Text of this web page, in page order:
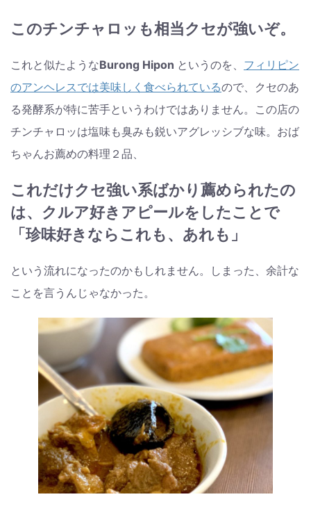
このチンチャロッも相当クセが強いぞ。
これと似たようなBurong Hipon というのを、 フィリピン
のアンヘレスでは美味しく食べられているので、クセのあ
る発酵系が特に苦手というわけではありません。この店の
チンチャロッは塩味も臭みも鋭いアグレッシブな味。おば
ちゃんお薦めの料理２品、
これだけクセ強い系ばかり薦められたの
は、クルア好きアピールをしたことで
「珍味好きならこれも、あれも」
という流れになったのかもしれません。しまった、余計な
ことを言うんじゃなかった。